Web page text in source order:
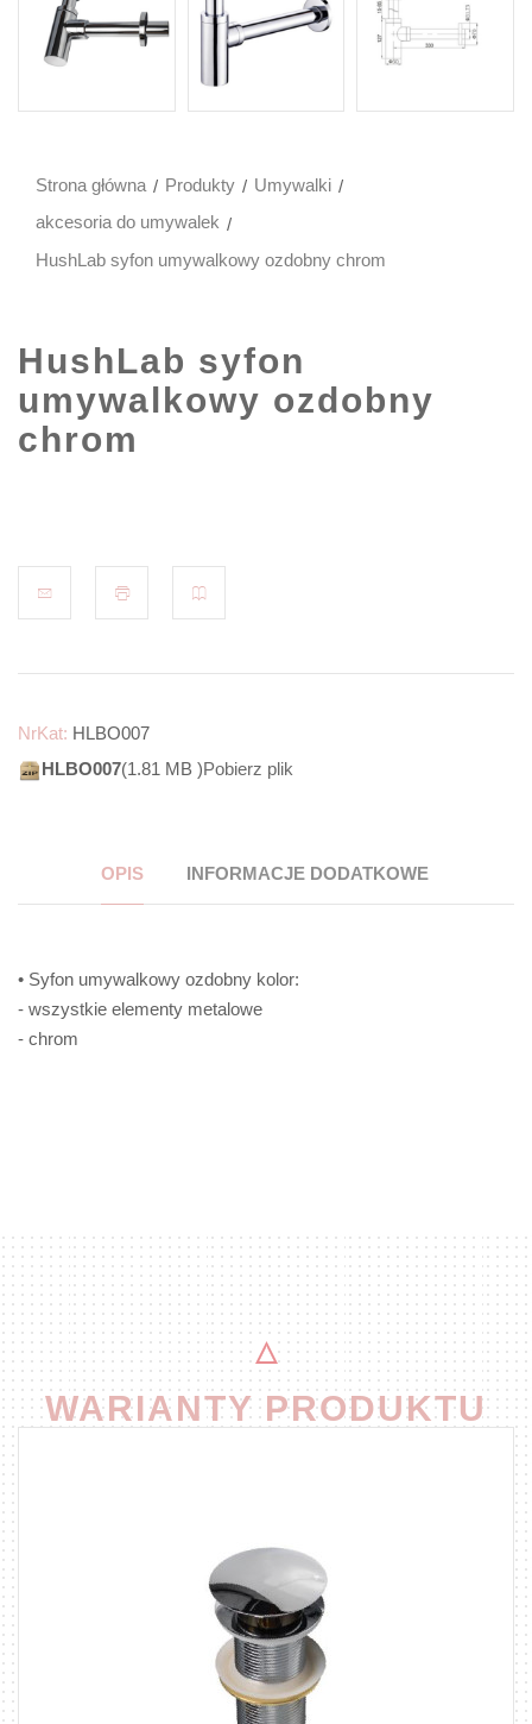
Strona główna Produkty
Umywalki
akcesoria do umywalek
HushLab syfon umywalkowy ozdobny chrom
HushLab syfon
umywalkowy ozdobny
chrom
NrKat: HLBO007
HLBO007(1.81 MB )Pobierz plik
OPIS INFORMACJE DODATKOWE
• Syfon umywalkowy ozdobny kolor:
- wszystkie elementy metalowe
- chrom
WARIANTY PRODUKTU